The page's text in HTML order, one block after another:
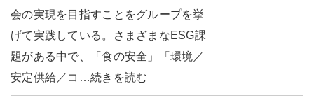
会の実現を目指すことをグループを挙
げて実践している。さまざまなESG課
題がある中で、「食の安全」「環境／
安定供給／コ…続きを読む